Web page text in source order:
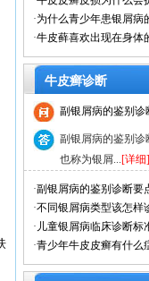
·为什么青少年患银屑病
·牛皮藓喜欢出现在身体
牛皮癣诊断
副银屑病的鉴别诊
副银屑病的鉴别诊
也称为银屑...[详细]
·副银屑病的鉴别诊断要
·不同银屑病类型该怎样
· 儿童银屑病临床诊断标
·青少年牛皮皮癣有什么